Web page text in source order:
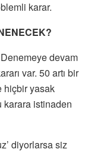
karar.
devam
var. 50 artı bir
hiçbir yasak
karara istinaden
diyorlarsa siz